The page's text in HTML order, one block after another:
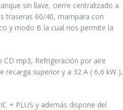
sin llave, cierre centralizado a
traseras 60/40, mampara con
y modo B la cual nos permite la
CD mp3, Refrigeración por aire
superior y a 32 A ( 6,6 kW ),
+ PLUS y además dispone del